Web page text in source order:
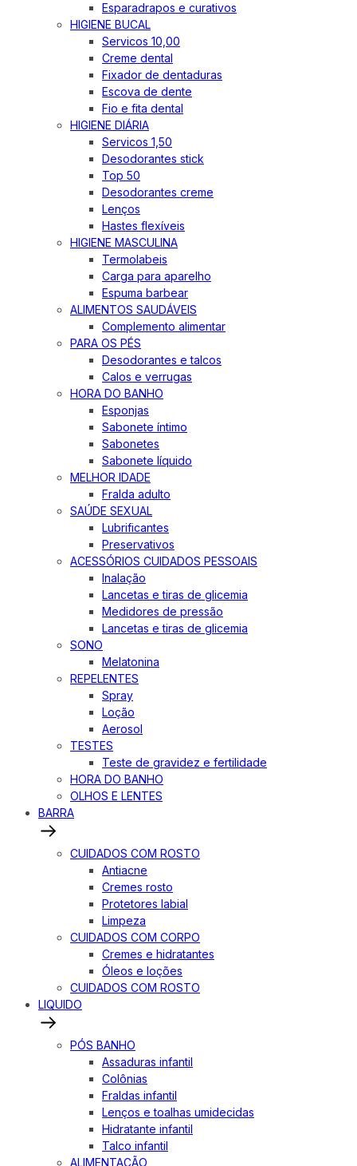
Esparadrapos e curativos
HIGIENE BUCAL
Servicos 10,00
Creme dental
Fixador de dentaduras
Escova de dente
Fio e fita dental
HIGIENE DIÁRIA
Servicos 1,50
Desodorantes stick
Top 50
Desodorantes creme
Lenços
Hastes flexíveis
HIGIENE MASCULINA
Termolabeis
Carga para aparelho
Espuma barbear
ALIMENTOS SAUDÁVEIS
Complemento alimentar
PARA OS PÉS
Desodorantes e talcos
Calos e verrugas
HORA DO BANHO
Esponjas
Sabonete íntimo
Sabonetes
Sabonete líquido
MELHOR IDADE
Fralda adulto
SAÚDE SEXUAL
Lubrificantes
Preservativos
ACESSÓRIOS CUIDADOS PESSOAIS
Inalação
Lancetas e tiras de glicemia
Medidores de pressão
Lancetas e tiras de glicemia
SONO
Melatonina
REPELENTES
Spray
Loção
Aerosol
TESTES
Teste de gravidez e fertilidade
HORA DO BANHO
OLHOS E LENTES
BARRA
CUIDADOS COM ROSTO
Antiacne
Cremes rosto
Protetores labial
Limpeza
CUIDADOS COM CORPO
Cremes e hidratantes
Óleos e loções
CUIDADOS COM ROSTO
LIQUIDO
PÓS BANHO
Assaduras infantil
Colônias
Fraldas infantil
Lenços e toalhas umidecidas
Hidratante infantil
Talco infantil
ALIMENTAÇÃO